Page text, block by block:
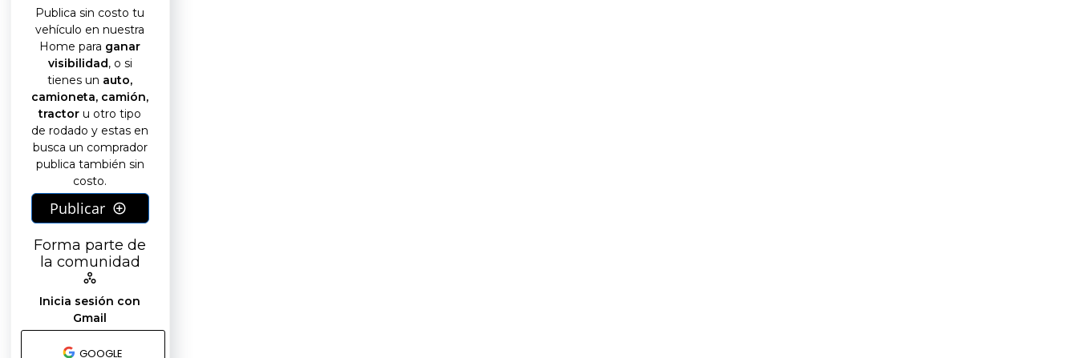
Publica sin costo tu
vehículo en nuestra
Home para ganar
visibilidad, o si
tienes un auto,
camioneta, camión,
tractor u otro tipo
de rodado y estas en
busca un comprador
publica también sin
costo.
Publicar
Forma parte de
la comunidad
Inicia sesión con
Gmail
GOOGLE